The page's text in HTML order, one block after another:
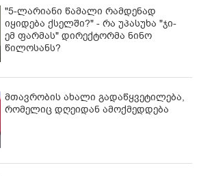
"5-ლარიანი წამალი რამდენად
იყიდება ქსელში?" - რა უპასუხა "ჯი-
ემ ფარმას" დირექტორმა ნინო
წილოსანს?
მთავრობის ახალი გადაწყვეტილება,
რომელიც დღეიდან ამოქმედდება